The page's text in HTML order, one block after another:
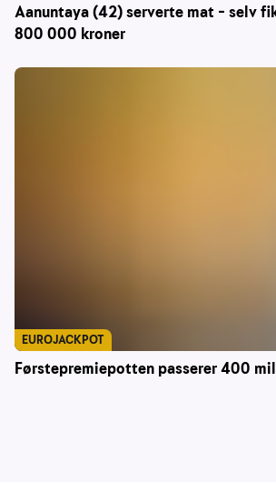
Aanuntaya (42) serverte mat – selv
800 000 kroner
Førstepremiepotten passerer 400
EUROJACKPOT